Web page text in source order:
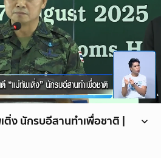
ง นักรบอีสานทำเพื่อชาติ |